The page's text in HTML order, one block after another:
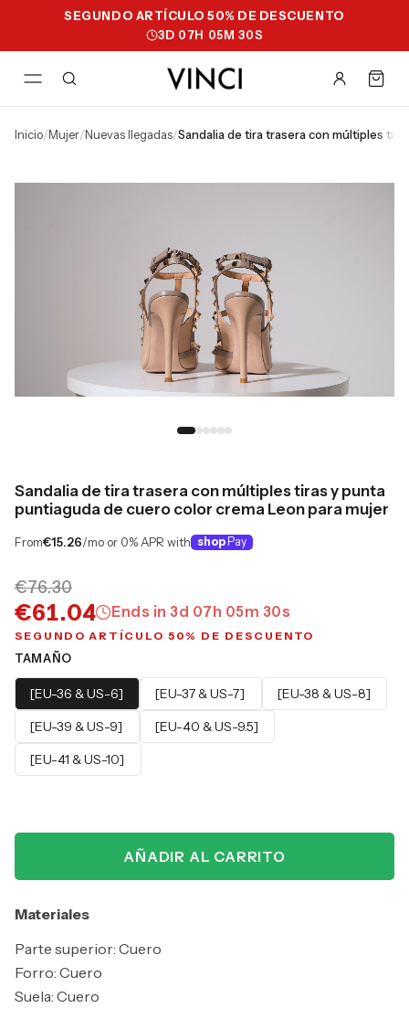
SEGUNDO ARTÍCULO 50% DE DESCUENTO
3D 07H 05M 29S
inicio/ mujer/ nuevas llegadas/ sandalia de tira trasera con múltiples
Sandalia de tira trasera con múltiples tiras y punta
puntiaguda de cuero color crema Leon para mujer
From€15.26/mo or 0% APR with shop Pay
€76.30
€61.04 Ends in3d 07h 05m 29s
SEGUNDO ARTÍCULO 50% DE DESCUENTO
TAMAÑO
[EU-36 & US-6] [EU-37 & US-7]
[EU-38 & US-8]
[EU-39 & US-9]
[EU-40 & US-9.5]
[EU-41 & US-10]
AÑADIR AL CARRITO
Materiales
Parte superior: Cuero
Forro: Cuero
Suela: Cuero